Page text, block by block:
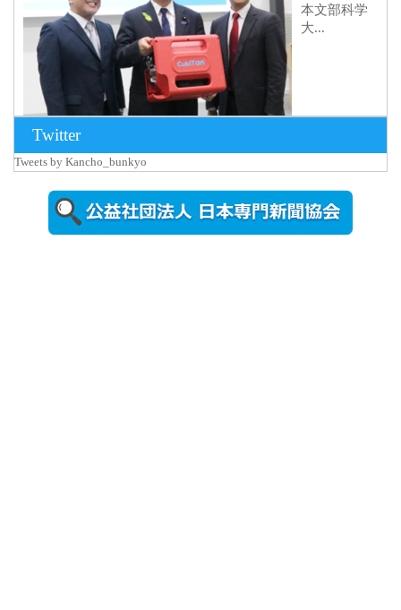
本文部科学
大...
2026年8月5日
更新
農工大で大
Twitter
Tweets by Kancho_bunkyo